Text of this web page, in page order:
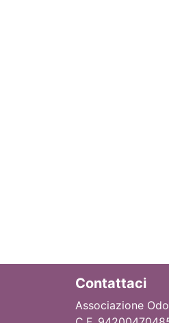
Contattaci
Associazione